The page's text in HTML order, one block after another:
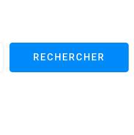
RECHERCHER